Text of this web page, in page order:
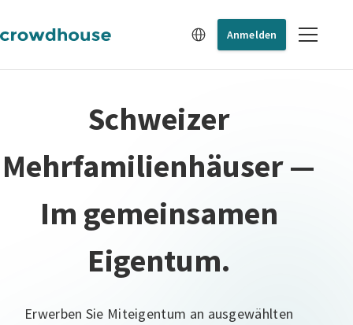
Anmelden
Schweizer
Mehrfamilienhäuser —
Im gemeinsamen
Eigentum.
Erwerben Sie Miteigentum an ausgewählten